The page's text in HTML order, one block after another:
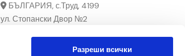
Разреши всички
БЪЛГАРИЯ, с.Труд, 4199
ул. Стопански Двор №2
manager@officecenter-